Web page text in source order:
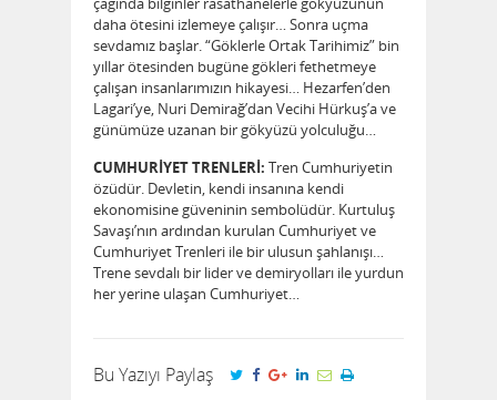
daha ötesini izlemeye çalışır… Sonra uçma
sevdamız başlar. “Göklerle Ortak Tarihimiz” bin
yıllar ötesinden bugüne gökleri fethetmeye
çalışan insanlarımızın hikayesi… Hezarfen’den
Lagari’ye, Nuri Demirağ’dan Vecihi Hürkuş’a ve
günümüze uzanan bir gökyüzü yolculuğu…
CUMHURİYET TRENLERİ: Tren Cumhuriyetin
özüdür. Devletin, kendi insanına kendi
ekonomisine güveninin sembolüdür. Kurtuluş
Savaşı’nın ardından kurulan Cumhuriyet ve
Cumhuriyet Trenleri ile bir ulusun şahlanışı…
Trene sevdalı bir lider ve demiryolları ile yurdun
her yerine ulaşan Cumhuriyet…
Bu Yazıyı Paylaş